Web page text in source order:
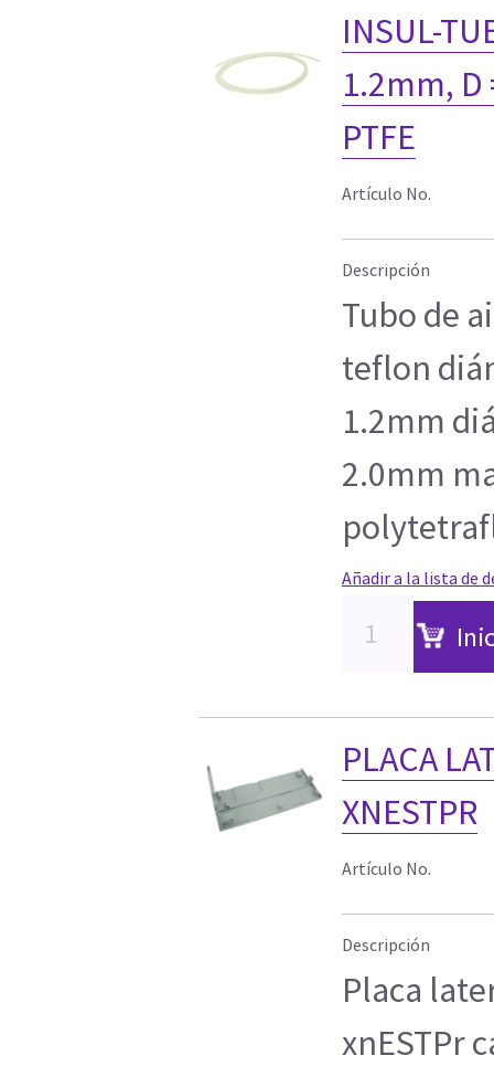
INSUL-
1.2mm,
PTFE
Artículo No.
Descripción
Tubo de
teflon
1.2mm
2.0mm
Añadir a la lista de
PLACA
XNESTPR
Artículo No.
Descripción
Placa
xnESTPr